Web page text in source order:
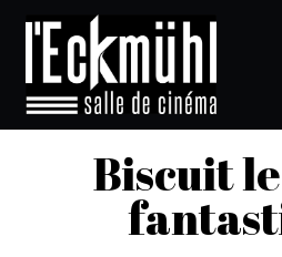
Biscuit